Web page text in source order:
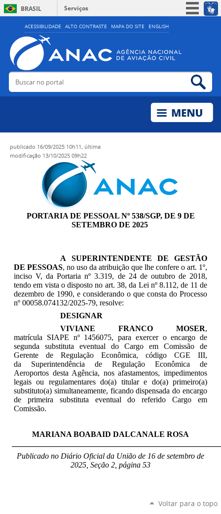
ACESSIBILIDADE ALTO CONTRASTE MAPA DO SITE ENGLISH
BRASIL
Serviços
Simplifique!
Acesso à informação
Legislação
Buscar no portal
publicado 16/09/2025 10h11, última
modificação 13/10/2025 09h22
PORTARIA DE PESSOAL Nº 538/SGP, DE 9 DE
SETEMBRO DE 2025
A SUPERINTENDENTE DE GESTÃO
DE PESSOAS, no uso da atribuição que lhe confere o art. 1º,
inciso V, da Portaria nº 3.319, de 24 de outubro de 2018,
tendo em vista o disposto no art. 38, da Lei nº 8.112, de 11 de
dezembro de 1990, e considerando o que consta do Processo
nº 00058.074132/2025-79, resolve:
DESIGNAR
VIVIANE FRANCO MOSER,
matrícula SIAPE nº 1456075, para exercer o encargo de
segunda substituta eventual do Cargo em Comissão de
Gerente de Regulação Econômica, código CGE III,
da Superintendência de Regulação Econômica de
Aeroportos desta Agência, nos afastamentos, impedimentos
legais ou regulamentares do(a) titular e do(a) primeiro(a)
substituto(a) simultaneamente, ficando dispensada do encargo
de primeira substituta eventual do referido Cargo em
Comissão.
MARIANA BOABAID DALCANALE ROSA
Publicado no Diário Oficial da União de 16 de setembro de
2025, Seção 2, página 53
Voltar para o topo